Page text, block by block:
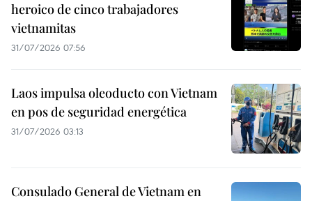
heroico de cinco trabajadores
vietnamitas
31/07/2026 07:56
Laos impulsa oleoducto con Vietnam
en pos de seguridad energética
31/07/2026 03:13
Consulado General de Vietnam en